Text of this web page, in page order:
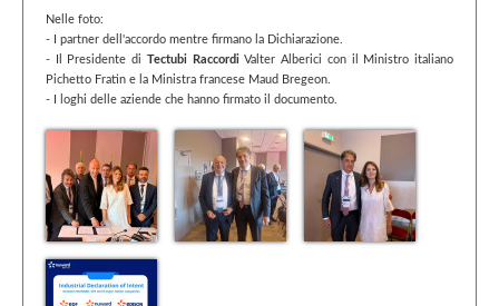
Nelle foto:
- I partner dell'accordo mentre firmano la Dichiarazione.
- Il Presidente di
Tectubi Raccordi Valter Alberici con il Ministro italiano
Pichetto Fratin e la Ministra francese Maud Bregeon.
- I loghi delle aziende che hanno firmato il documento.